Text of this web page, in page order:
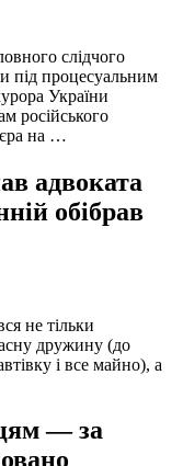
слідчого
під процесуальним
України
російського
на …
адвоката
обібрав
не тільки
дружину (до
і все майно), а
— за